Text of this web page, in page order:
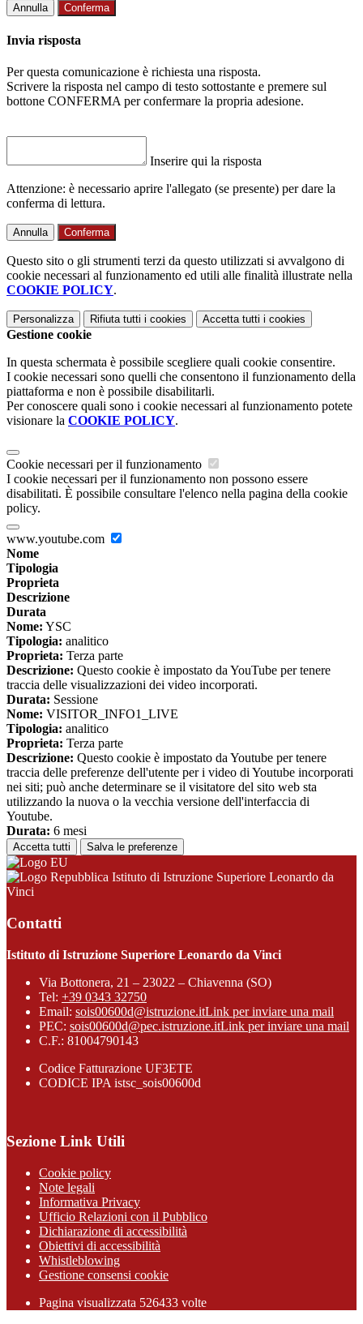
Annulla Conferma
Invia risposta
Per questa comunicazione è richiesta una risposta.
Scrivere la risposta nel campo di testo sottostante e premere sul
bottone CONFERMA per confermare la propria adesione.
Inserire qui la risposta
Attenzione: è necessario aprire l'allegato (se presente) per dare la
conferma di lettura.
Annulla Conferma
Questo sito o gli strumenti terzi da questo utilizzati si avvalgono di
cookie necessari al funzionamento ed utili alle finalità illustrate nella
COOKIE POLICY.
Personalizza Rifiuta tutti i cookies Accetta tutti i cookies
Gestione cookie
In questa schermata è possibile scegliere quali cookie consentire.
I cookie necessari sono quelli che consentono il funzionamento della
piattaforma e non è possibile disabilitarli.
Per conoscere quali sono i cookie necessari al funzionamento potete
visionare la COOKIE POLICY.
Cookie necessari per il funzionamento
I cookie necessari per il funzionamento non possono essere
disabilitati. È possibile consultare l'elenco nella pagina della cookie
policy.
www.youtube.com
Nome
Tipologia
Proprieta
Descrizione
Durata
Nome: YSC
Tipologia: analitico
Proprieta: Terza parte
Descrizione: Questo cookie è impostato da YouTube per tenere
traccia delle visualizzazioni dei video incorporati.
Durata: Sessione
Nome: VISITOR_INFO1_LIVE
Tipologia: analitico
Proprieta: Terza parte
Descrizione: Questo cookie è impostato da Youtube per tenere
traccia delle preferenze dell'utente per i video di Youtube incorporati
nei siti; può anche determinare se il visitatore del sito web sta
utilizzando la nuova o la vecchia versione dell'interfaccia di
Youtube.
Durata: 6 mesi
Accetta tutti Salva le preferenze
Istituto di Istruzione Superiore Leonardo da
Vinci
Contatti
Istituto di Istruzione Superiore Leonardo da Vinci
Via Bottonera, 21 – 23022 – Chiavenna (SO)
Tel: +39 0343 32750
Email: sois00600d@istruzione.itLink per inviare una mail
PEC: sois00600d@pec.istruzione.itLink per inviare una mail
C.F.: 81004790143
Codice Fatturazione UF3ETE
CODICE IPA istsc_sois00600d
Sezione Link Utili
Cookie policy
Note legali
Informativa Privacy
Ufficio Relazioni con il Pubblico
Dichiarazione di accessibilità
Obiettivi di accessibilità
Whistleblowing
Gestione consensi cookie
Pagina visualizzata 526433 volte